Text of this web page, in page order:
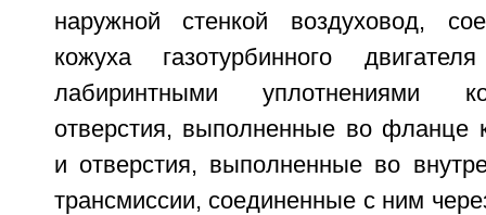
наружной стенкой воздуховод,
кожуха газотурбинного
лабиринтными уплотнениями
отверстия, выполненные во фланце
и отверстия, выполненные во
трансмиссии, соединенные с ним